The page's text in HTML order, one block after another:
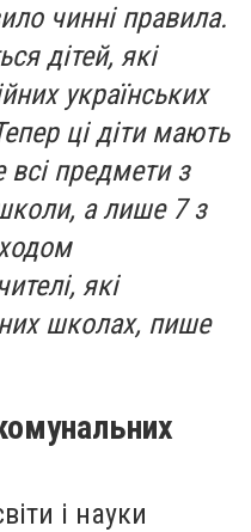
чинні правила.
дітей, які
українських
ці діти мають
всі предмети з
а лише 7 з
які
школах, пише
і науки